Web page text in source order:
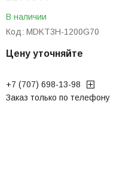
В наличии
Код: MDKT3H-1200G70
Цену уточняйте
+7 (707) 698-13-98
Заказ только по телефону